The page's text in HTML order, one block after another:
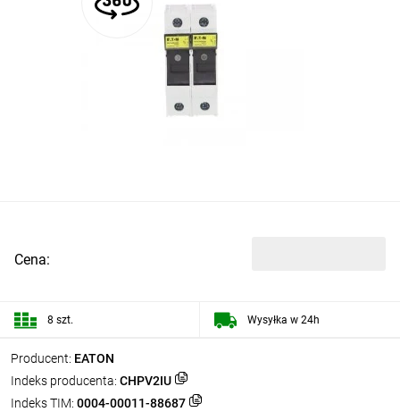
Producent: EATON
Indeks producenta: CHPV2IU
Indeks TIM: 0004-00011-88687
Cena:
8 szt. Wysyłka w 24h